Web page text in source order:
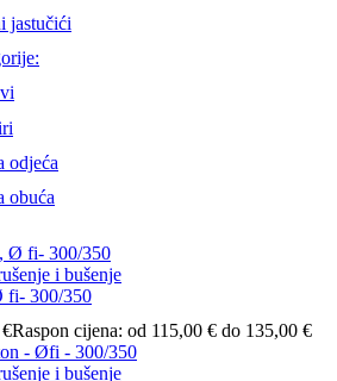
jastučići
odjeća
obuća
i bušenje
fi- 300/350
€Raspon cijena: od 115,00 € do 135,00 €
i bušenje